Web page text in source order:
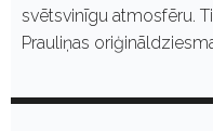
svētsvinīgu atmosfēru.
Prauliņas